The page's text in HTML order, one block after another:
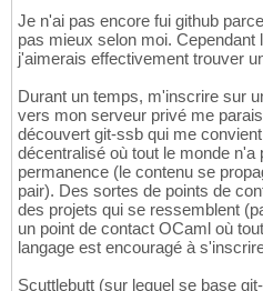
Je n'ai pas encore fui github
pas mieux selon moi. Cependant
j'aimerais effectivement trouver
Durant un temps, m'inscrire sur
vers mon serveur privé me
découvert git-ssb qui me
décentralisé où tout le monde
permanence (le contenu se
pair). Des sortes de points de
des projets qui se ressemblent
un point de contact OCaml où
langage est encouragé à
Scuttlebutt (sur lequel se base